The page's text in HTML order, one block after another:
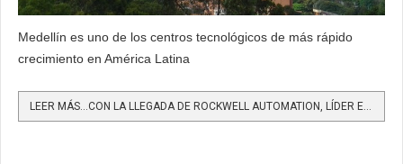
Medellín es uno de los centros tecnológicos de más rápido
crecimiento en América Latina
LEER MÁS…CON LA LLEGADA DE ROCKWELL AUTOMATION, LÍDER EN TECNOLOGÍA, SE FORTALECE EL VALLE DEL SOFTWARE EN...